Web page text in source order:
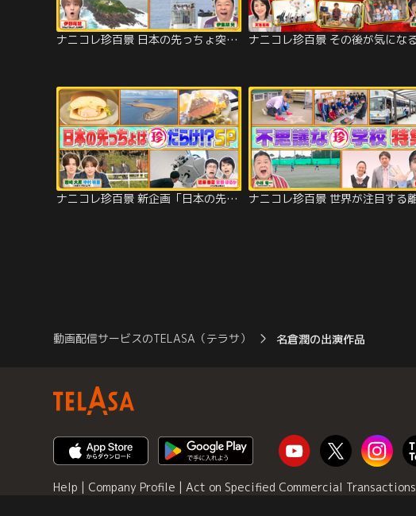
ナニコレ珍百景 日本の先っちょ突撃調査＆感動…神秘の離島に伝わる親子ガチ相撲！！（2026/01/18放送分）
ナニコレ珍百景 新企画「日本の先っちょを大調査」行ってみると実は珍百景だらけSP！（2025/11/16放送分）
動画配信サービスのTELASA（テラサ） 名倉潤の出演作品
Help | Company Profile | Act on Specified Commercial Transactions